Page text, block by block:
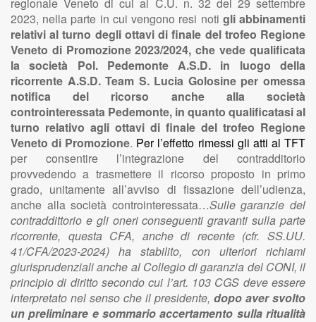
2023, nella parte in cui vengono resi noti gli abbinamenti
relativi al turno degli ottavi di finale del trofeo Regione
Veneto di Promozione 2023/2024, che vede qualificata
la società Pol. Pedemonte A.S.D. in luogo della
ricorrente A.S.D. Team S. Lucia Golosine per omessa
notifica del ricorso anche alla società
controinteressata Pedemonte, in quanto qualificatasi al
turno relativo agli ottavi di finale del trofeo Regione
Veneto di Promozione. Per l’effetto rimessi gli atti al TFT
per consentire l’integrazione del contradditorio
provvedendo a trasmettere il ricorso proposto in primo
grado, unitamente all’avviso di fissazione dell’udienza,
anche alla società controinteressata…Sulle garanzie del
contraddittorio e gli oneri conseguenti gravanti sulla parte
ricorrente, questa CFA, anche di recente (cfr. SS.UU.
41/CFA/2023-2024) ha stabilito, con ulteriori richiami
giurisprudenziali anche al Collegio di garanzia del CONI, il
principio di diritto secondo cui l’art. 103 CGS deve essere
interpretato nel senso che il presidente, dopo aver svolto
un preliminare e sommario accertamento sulla ritualità